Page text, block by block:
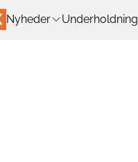
Nyheder Underholdning